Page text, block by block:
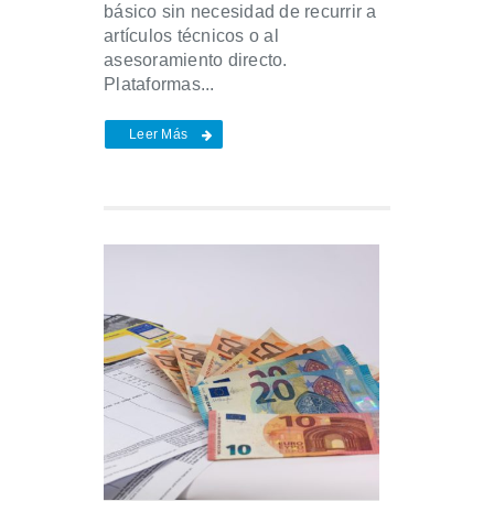
básico sin necesidad de recurrir a
artículos técnicos o al
asesoramiento directo.
Plataformas...
Leer Más